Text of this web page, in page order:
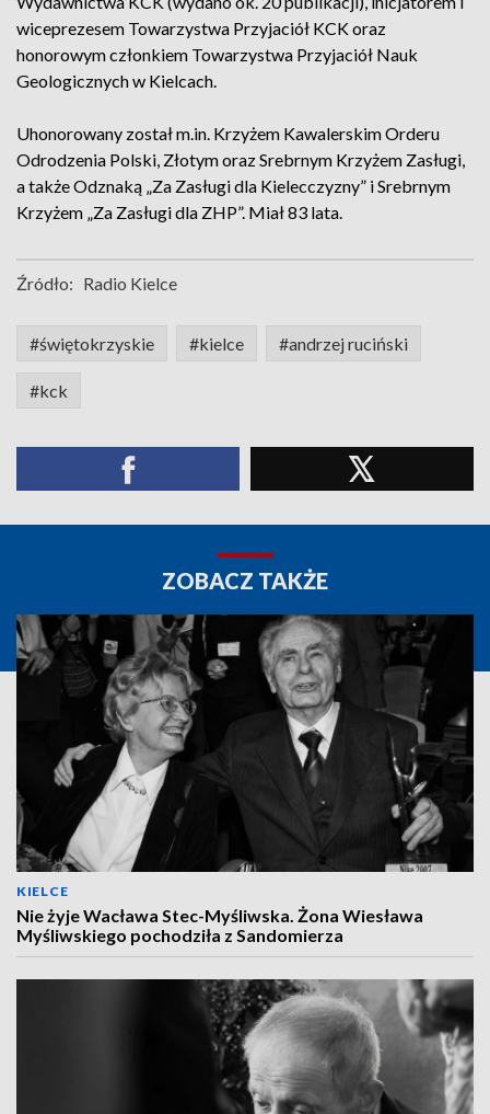
wiceprezesem Towarzystwa Przyjaciół KCK oraz
honorowym członkiem Towarzystwa Przyjaciół Nauk
Geologicznych w Kielcach.
Uhonorowany został m.in. Krzyżem Kawalerskim Orderu
Odrodzenia Polski, Złotym oraz Srebrnym Krzyżem Zasługi,
a także Odznaką „Za Zasługi dla Kielecczyzny” i Srebrnym
Krzyżem „Za Zasługi dla ZHP”. Miał 83 lata.
Źródło: Radio Kielce
#świętokrzyskie #kielce #andrzej ruciński
#kck
ZOBACZ TAKŻE
KIELCE
Nie żyje Wacława Stec-Myśliwska. Żona Wiesława
Myśliwskiego pochodziła z Sandomierza